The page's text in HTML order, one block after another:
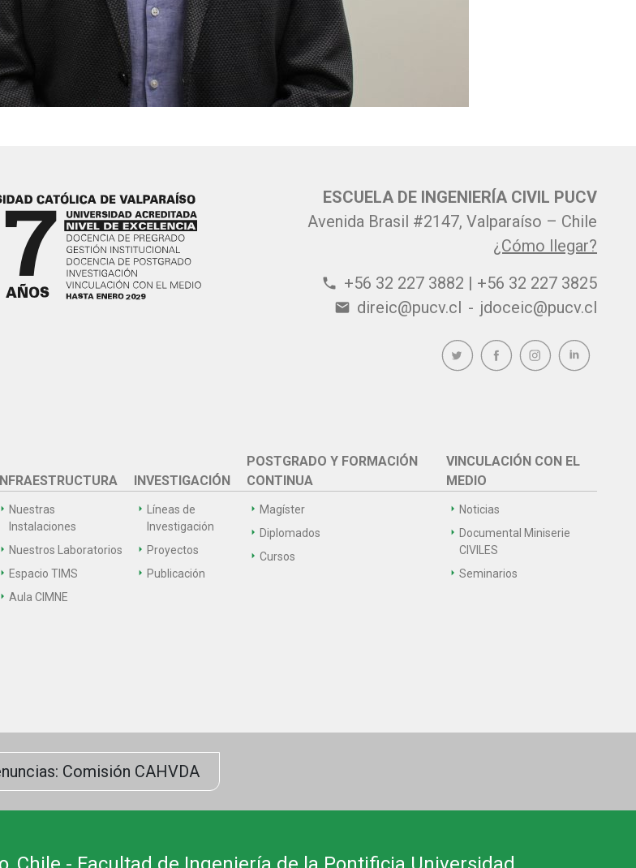
ESCUELA DE INGENIERÍA CIVIL PUCV
Avenida Brasil #2147, Valparaíso – Chile
¿Cómo llegar?
phone +56 32 227 3882 | +56 32 227 3825
email direic@pucv.cl - jdoceic@pucv.cl
INFRAESTRUCTURA
Nuestras
Instalaciones
Nuestros Laboratorios
Espacio TIMS
Aula CIMNE
INVESTIGACIÓN
Líneas de
Investigación
Proyectos
Publicación
POSTGRADO Y FORMACIÓN
CONTINUA
Magíster
Diplomados
Cursos
VINCULACIÓN CON EL
MEDIO
Noticias
Documental Miniserie
CIVILES
Seminarios
Comisión CAHVDA